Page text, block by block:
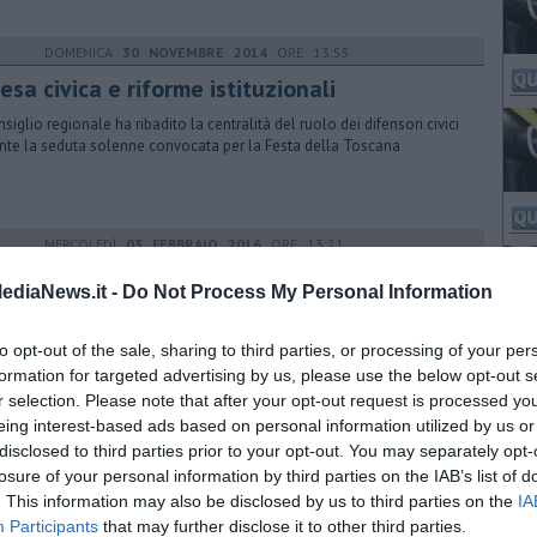
- Do Not Process My Personal Information
opt-out of the sale, sharing to third parties, or processing of your
for targeted advertising by us, please use the below opt-out
selection. Please note that after your opt-out request is processed
interest-based ads based on personal information utilized by us
to third parties prior to your opt-out. You may separately
of your personal information by third parties on the IAB’s list of
This information may also be disclosed by us to third parties on the
Participants that may further disclose it to other third parties.
DOMENICA 30 NOVEMBRE 2014ORE 13:55
civica e riforme istituzionali
regionale ha ribadito la centralità del ruolo dei difensori civici
la seduta solenne convocata per la Festa della Toscana
MERCOLEDÌ03 FEBBRAIO 2016ORE 13:21
ok alla caccia per tutto l'anno
GIOVEDÌ20 NOVEMBRE 2014 ORE 17:06
dei bambini e dei ragazzi
della Conferenza su Infanzia e adolescenza: solo una coppia su
figli e il 70% dei ragazzi non capisce le pericolosità del web